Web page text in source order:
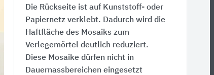
Die Rückseite ist auf Kunststoff- oder
Papiernetz verklebt. Dadurch wird die
Haftfläche des Mosaiks zum
Verlegemörtel deutlich reduziert.
Diese Mosaike dürfen nicht in
Dauernassbereichen eingesetzt